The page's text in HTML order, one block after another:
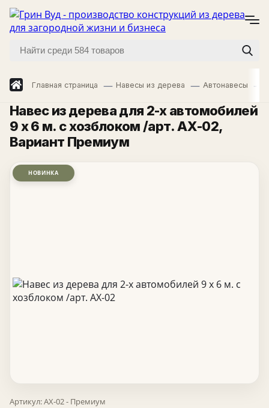
Главная страница Навесы из дерева Автонавесы
Навес из дерева для 2-х автомобилей
9 х 6 м. с хозблоком /арт. АХ-02,
Вариант Премиум
НОВИНКА
Артикул:АХ-02 - Премиум